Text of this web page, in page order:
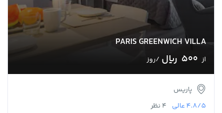
PARIS GREENWICH VILLA
از 500 ﷼ /روز
پاریس
4.8/5عالی 4 نظر